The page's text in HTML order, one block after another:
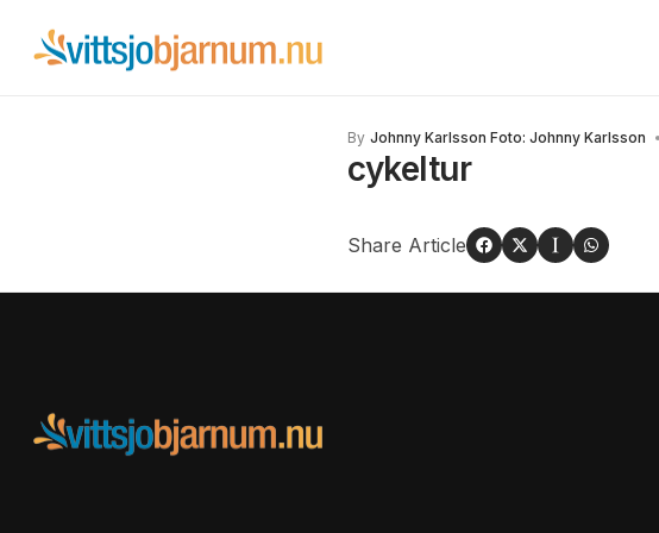
By Johnny Karlsson Foto: Johnny Karlsson
cykeltur
Share Article